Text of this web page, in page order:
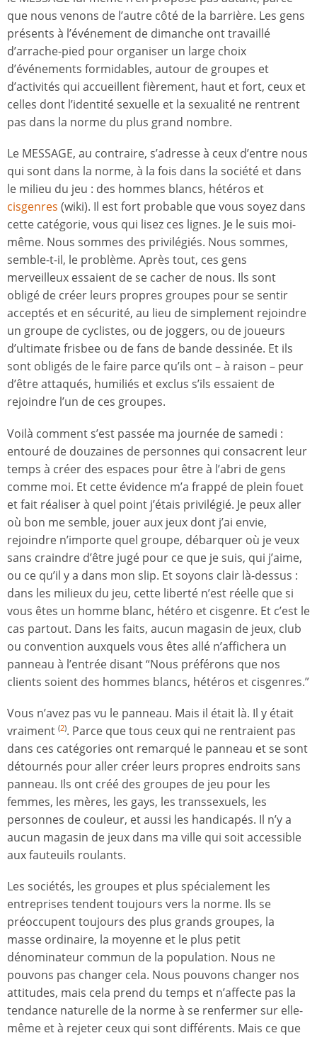
que nous venons de l’autre côté de la barrière. Les gens
présents à l’événement de dimanche ont travaillé
d’arrache-pied pour organiser un large choix
d’événements formidables, autour de groupes et
d’activités qui accueillent fièrement, haut et fort, ceux et
celles dont l’identité sexuelle et la sexualité ne rentrent
pas dans la norme du plus grand nombre.
Le MESSAGE, au contraire, s’adresse à ceux d’entre nous
qui sont dans la norme, à la fois dans la société et dans
le milieu du jeu : des hommes blancs, hétéros et
cisgenres (wiki). Il est fort probable que vous soyez dans
cette catégorie, vous qui lisez ces lignes. Je le suis moi-
même. Nous sommes des privilégiés. Nous sommes,
semble-t-il, le problème. Après tout, ces gens
merveilleux essaient de se cacher de nous. Ils sont
obligé de créer leurs propres groupes pour se sentir
acceptés et en sécurité, au lieu de simplement rejoindre
un groupe de cyclistes, ou de joggers, ou de joueurs
d’ultimate frisbee ou de fans de bande dessinée. Et ils
sont obligés de le faire parce qu’ils ont – à raison – peur
d’être attaqués, humiliés et exclus s’ils essaient de
rejoindre l’un de ces groupes.
Voilà comment s’est passée ma journée de samedi :
entouré de douzaines de personnes qui consacrent leur
temps à créer des espaces pour être à l’abri de gens
comme moi. Et cette évidence m’a frappé de plein fouet
et fait réaliser à quel point j’étais privilégié. Je peux aller
où bon me semble, jouer aux jeux dont j’ai envie,
rejoindre n’importe quel groupe, débarquer où je veux
sans craindre d’être jugé pour ce que je suis, qui j’aime,
ou ce qu’il y a dans mon slip. Et soyons clair là-dessus :
dans les milieux du jeu, cette liberté n’est réelle que si
vous êtes un homme blanc, hétéro et cisgenre. Et c’est le
cas partout. Dans les faits, aucun magasin de jeux, club
ou convention auxquels vous êtes allé n’affichera un
panneau à l’entrée disant “Nous préférons que nos
clients soient des hommes blancs, hétéros et cisgenres.”
Vous n’avez pas vu le panneau. Mais il était là. Il y était
vraiment (2). Parce que tous ceux qui ne rentraient pas
dans ces catégories ont remarqué le panneau et se sont
détournés pour aller créer leurs propres endroits sans
panneau. Ils ont créé des groupes de jeu pour les
femmes, les mères, les gays, les transsexuels, les
personnes de couleur, et aussi les handicapés. Il n’y a
aucun magasin de jeux dans ma ville qui soit accessible
aux fauteuils roulants.
Les sociétés, les groupes et plus spécialement les
entreprises tendent toujours vers la norme. Ils se
préoccupent toujours des plus grands groupes, la
masse ordinaire, la moyenne et le plus petit
dénominateur commun de la population. Nous ne
pouvons pas changer cela. Nous pouvons changer nos
attitudes, mais cela prend du temps et n’affecte pas la
tendance naturelle de la norme à se renfermer sur elle-
même et à rejeter ceux qui sont différents. Mais ce que